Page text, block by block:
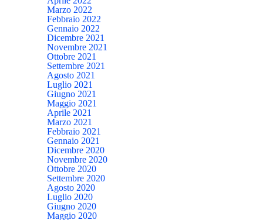
Marzo 2022
Febbraio 2022
Gennaio 2022
Dicembre 2021
Novembre 2021
Ottobre 2021
Settembre 2021
Agosto 2021
Luglio 2021
Giugno 2021
Maggio 2021
Aprile 2021
Marzo 2021
Febbraio 2021
Gennaio 2021
Dicembre 2020
Novembre 2020
Ottobre 2020
Settembre 2020
Agosto 2020
Luglio 2020
Giugno 2020
Maggio 2020